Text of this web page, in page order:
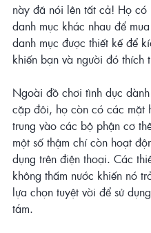
này đã nói lên tất cả! Họ có
danh mục khác nhau để
danh mục được thiết kế để
khiến bạn và người đó thích
Ngoài đồ chơi tình dục
cặp đôi, họ còn có các mặt
trung vào các bộ phận cơ
một số thậm chí còn hoạt
dụng trên điện thoại. Các
không thấm nước khiến nó
lựa chọn tuyệt vời để sử
tắm.